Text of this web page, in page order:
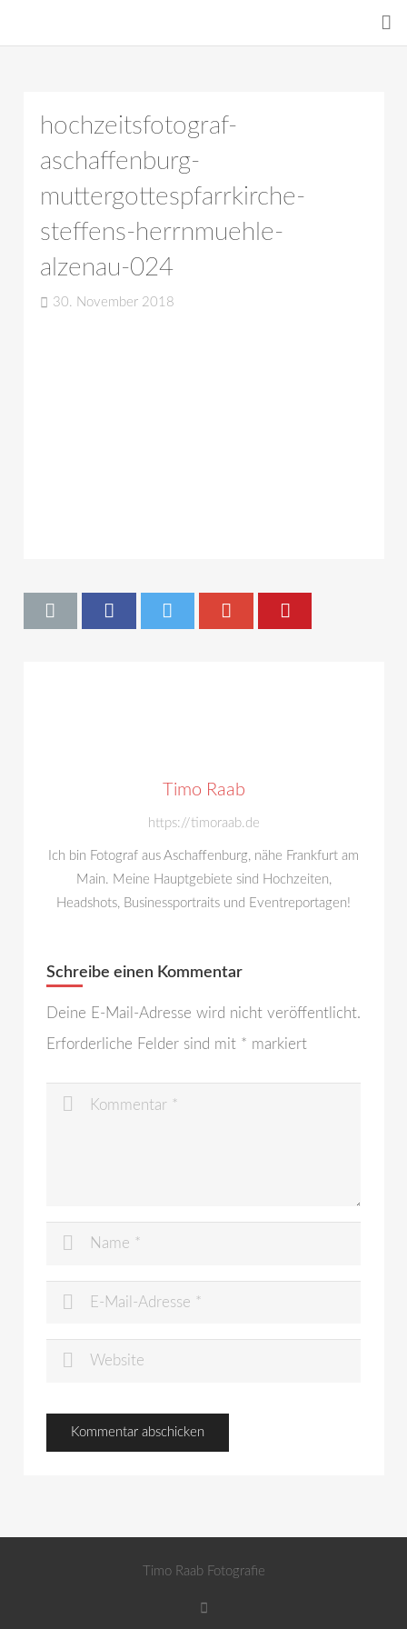
hochzeitsfotograf-
aschaffenburg-
muttergottespfarrkirche-
steffens-herrnmuehle-
alzenau-024
30. November 2018
Timo Raab
https://timoraab.de
Ich bin Fotograf aus Aschaffenburg, nähe Frankfurt am
Main. Meine Hauptgebiete sind Hochzeiten,
Headshots, Businessportraits und Eventreportagen!
Schreibe einen Kommentar
Deine E-Mail-Adresse wird nicht veröffentlicht.
Erforderliche Felder sind mit * markiert
Timo Raab Fotografie